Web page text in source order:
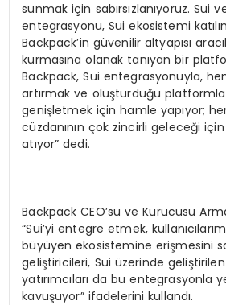
sunmak için sabırsızlanıyoruz. Sui
entegrasyonu, Sui ekosistemi
Backpack’in güvenilir altyapısı
kurmasına olanak tanıyan bir
Backpack, Sui entegrasyonuyla, hem
artırmak ve oluşturduğu
genişletmek için hamle yapıyor;
cüzdanının çok zincirli geleceği
atıyor” dedi.
Backpack CEO’su ve Kurucusu
“Sui’yi entegre etmek,
büyüyen ekosistemine erişmesini
geliştiricileri, Sui üzerinde
yatırımcıları da bu entegrasyonla
kavuşuyor” ifadelerini kullandı.